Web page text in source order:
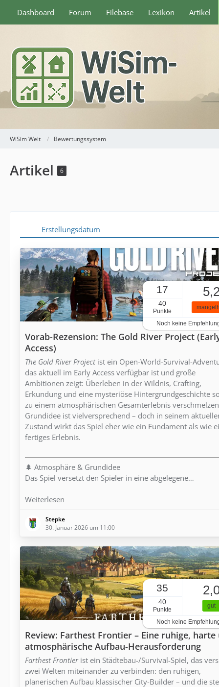
Dashboard Forum Filebase Lexikon Artikel
WiSim Welt Bewertungssystem
Artikel 6
Erstellungsdatum
17
40
Punkte
Noch keine
Vorab-Rezension: The Gold River Project
Access)
The Gold River Projectist ein Open-World-Survival-
das aktuell im Early Access verfügbar ist und große
Ambitionen zeigt: Überleben in der Wildnis, Crafting,
Erkundung und eine mysteriöse Hintergrundgeschichte
zu einem atmosphärischen Gesamterlebnis
Grundidee ist vielversprechend – doch in seinem
Zustand wirkt das Spiel eher wie ein Fundament als wie
fertiges Erlebnis.
🌲 Atmosphäre & Grundidee
Das Spiel versetzt den Spieler in eine abgelegene…
Weiterlesen
Stepke
30. Januar 2026 um 11:00
35
40
Punkte
gut
Noch keine
Review: Farthest Frontier – Eine ruhige, harte
atmosphärische Aufbau-Herausforderung
Farthest Frontierist ein Städtebau-/Survival-Spiel, das
zwei Welten miteinander zu verbinden: den ruhigen,
planerischen Aufbau klassischer City-Builder – und die